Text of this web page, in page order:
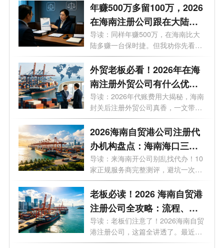
年赚500万多留100万，2026
在海南注册公司跟在大陆注
册公司有什么区别？一文看
懂
导读：同样年赚500万，在海南比大
陆多赚一台保时捷。但我劝你先看完
这7个...
外贸老板必看！2026年在海
南注册外贸公司有什么优
势？外贸公司代理记账多少
钱一个月？
导读：2026年代账费用大揭秘，海南
封关后注册外贸公司真香，一文带你
了解...
2026海南自贸港公司注册代
办机构盘点：海南海口三亚
代办注册公司哪家好？
导读：来海南开公司别乱找代办！10
家正规服务商完整测评，避坑一次讲
清。...
老板必读！2026 海南自贸港
注册公司全攻略：流程、条
件、注册资金、地址、贸易
玩法一文说透
导读：老板们注意了！2026海南自贸
港注册公司，这篇全讲透了。最近，
有不...